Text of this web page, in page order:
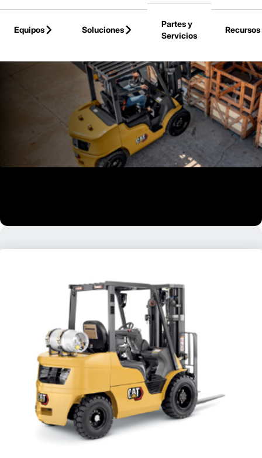
Skip to Main Content
Equipos
Soluciones
Partes y
Servicios
Recursos